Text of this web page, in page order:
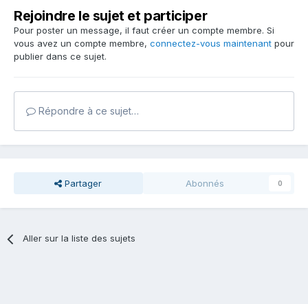
Rejoindre le sujet et participer
Pour poster un message, il faut créer un compte membre. Si
vous avez un compte membre, connectez-vous maintenant pour
publier dans ce sujet.
Répondre à ce sujet…
Partager Abonnés 0
Aller sur la liste des sujets